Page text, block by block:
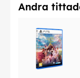
Andra